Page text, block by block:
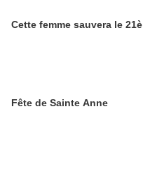
Cette femme sauvera le
Fête de Sainte Anne